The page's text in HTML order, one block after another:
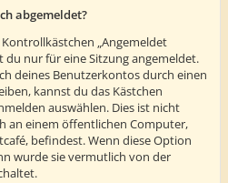
abgemeldet?
„Angemeldet
du nur für eine Sitzung angemeldet.
deines Benutzerkontos durch einen
kannst du das Kästchen
auswählen. Dies ist nicht
an einem öffentlichen Computer,
befindest. Wenn diese Option
wurde sie vermutlich von der